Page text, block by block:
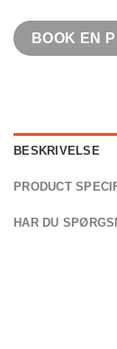
BOOK EN
BESKRIVELSE
PRODUCT
HAR DU